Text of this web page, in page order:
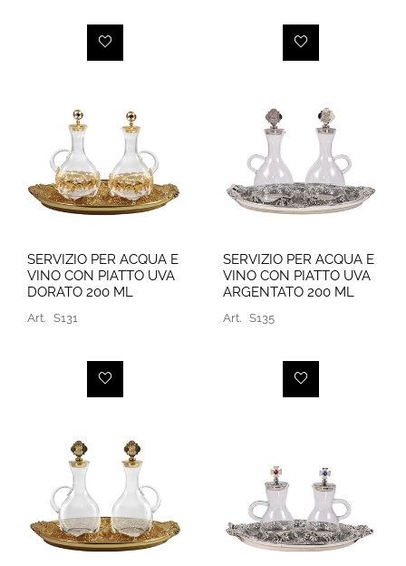
SERVIZIO PER ACQUA E
VINO CON PIATTO UVA
DORATO 200 ML
Art. S131
SERVIZIO PER ACQUA E
VINO CON PIATTO UVA
ARGENTATO 200 ML
Art. S135